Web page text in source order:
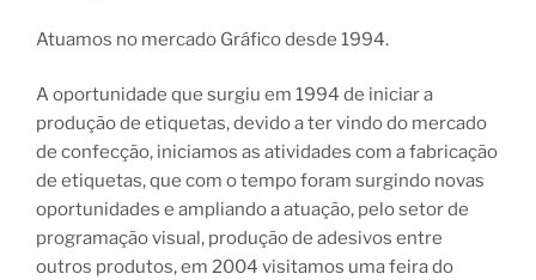
Atuamos no mercado Gráfico desde 1994.
A oportunidade que surgiu em 1994 de iniciar a
produção de etiquetas, devido a ter vindo do mercado
de confecção, iniciamos as atividades com a fabricação
de etiquetas, que com o tempo foram surgindo novas
oportunidades e ampliando a atuação, pelo setor de
programação visual, produção de adesivos entre
outros produtos, em 2004 visitamos uma feira do